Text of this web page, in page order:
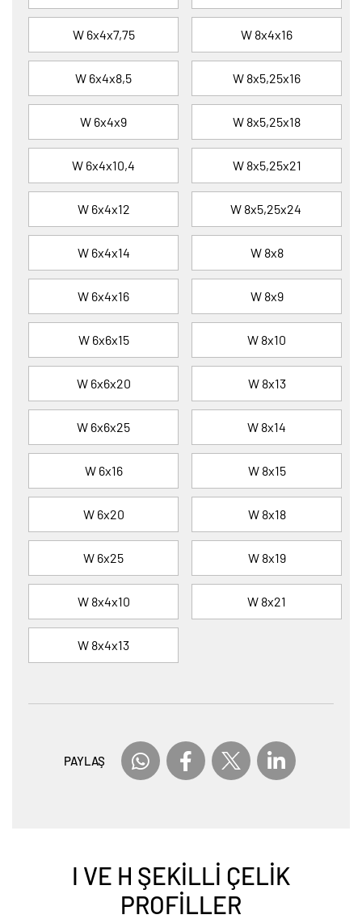
W 6x4x7,75
W 6x4x8,5
W 6x4x9
W 6x4x10,4
W 6x4x12
W 6x4x14
W 6x4x16
W 6x6x15
W 6x6x20
W 6x6x25
W 6x16
W 6x20
W 6x25
W 8x4x10
W 8x4x13
W 8x4x16
W 8x5,25x16
W 8x5,25x18
W 8x5,25x21
W 8x5,25x24
W 8x8
W 8x9
W 8x10
W 8x13
W 8x14
W 8x15
W 8x18
W 8x19
W 8x21
PAYLAŞ
I VE H ŞEKİLLİ ÇELİK
PROFİLLER